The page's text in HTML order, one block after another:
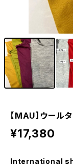
【MAU】ウール
¥17,380
International